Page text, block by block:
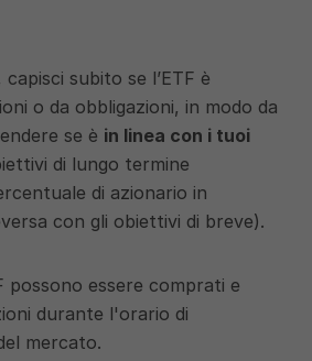
subito se l’ETF è
o da obbligazioni, in modo da
se è in linea con i tuoi
di lungo termine
di azionario in
con gli obiettivi di breve).
possono essere comprati e
durante l'orario di
mercato.